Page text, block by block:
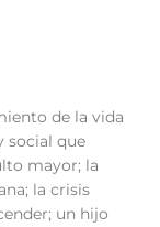
de la vida
social que
mayor; la
la crisis
un hijo